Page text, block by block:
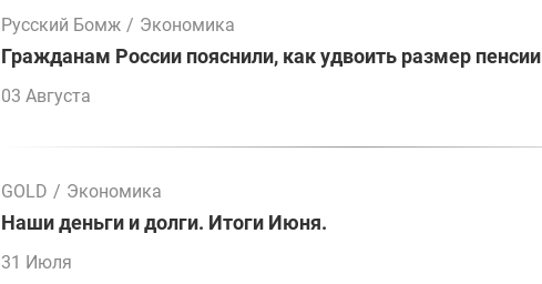
Русский Бомж / Экономика
Гражданам России пояснили, как удвоить размер пенсии
03 Августа
GOLD / Экономика
Наши деньги и долги. Итоги Июня.
31 Июля